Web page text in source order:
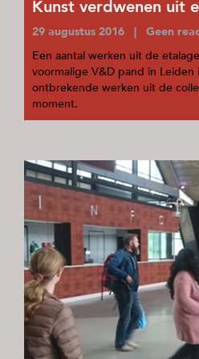
Kunst verdwenen uit
29 augustus 2016 | Geen
Een aantal werken uit de
voormalige V&D pand in Leiden
ontbrekende werken uit de
moment.